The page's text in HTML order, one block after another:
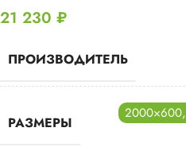
21 230 ₽
ПРОИЗВОДИТЕЛЬ
РАЗМЕРЫ
2000×600,